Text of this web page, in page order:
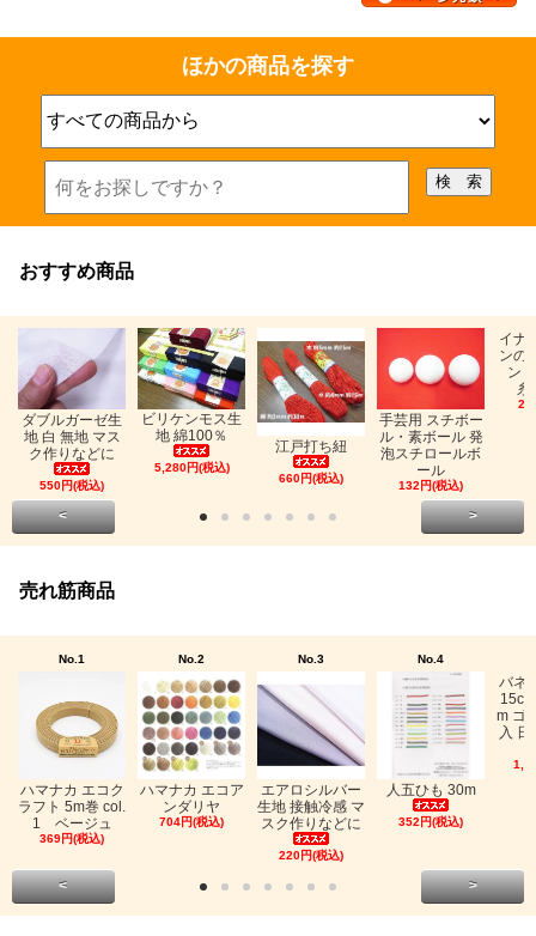
ほかの商品を探す
おすすめ商品
ダブルガーゼ生
地 白 無地 マス
ク作りなどに
550円(税込)
ビリケンモス生
地 綿100％
5,280円(税込)
江戸打ち紐
660円(税込)
手芸用 スチボー
ル・素ボール 発
泡スチロールボ
ール
132円(税込)
イナ
ンの
ン
糸
< >
売れ筋商品
No.1
ハマナカ エコク
ラフト 5m巻 col.
1 ベージュ
369円(税込)
No.2
ハマナカ エコア
ンダリヤ
704円(税込)
No.3
エアロシルバー
生地 接触冷感 マ
スク作りなどに
220円(税込)
No.4
人五ひも 30m
352円(税込)
バネ
m ゴ
入
< >